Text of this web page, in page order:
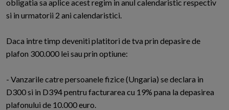
obligatia sa aplice acest regim in anul calendaristic respectiv
si in urmatorii 2 ani calendaristici.
Daca intre timp deveniti platitori de tva prin depasire de
plafon 300.000 lei sau prin optiune:
- Vanzarile catre persoanele fizice (Ungaria) se declara in
D300 si in D394 pentru facturarea cu 19% pana la depasirea
plafonului de 10.000 euro.